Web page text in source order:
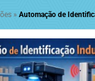
»Automação de